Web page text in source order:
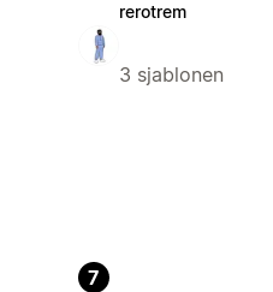
rerotrem
3 sjablonen
7